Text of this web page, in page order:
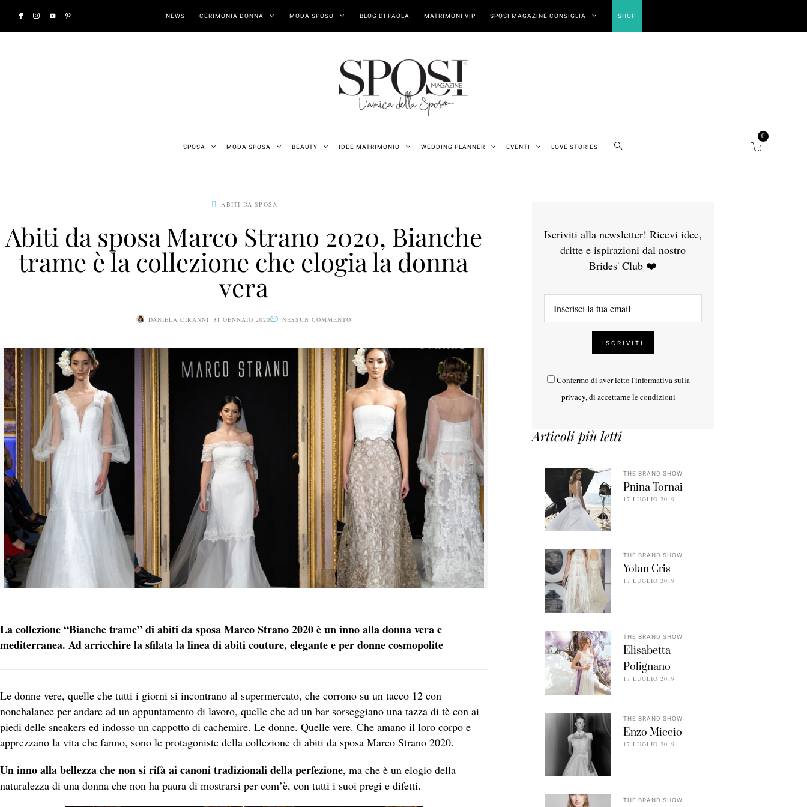
NEWS CERIMONIA DONNA MODA SPOSO BLOG DI PAOLA MATRIMONI VIP SPOSI MAGAZINE CONSIGLIA SHOP
SPOSA MODA SPOSA BEAUTY IDEE MATRIMONIO WEDDING PLANNER EVENTI LOVE STORIES
0
ABITI DA SPOSA
Abiti da sposa Marco Strano 2020, Bianche
trame è la collezione che elogia la donna
vera
DANIELA CIRANNI 31 GENNAIO 2020 NESSUN COMMENTO
La collezione “Bianche trame” di abiti da sposa Marco Strano 2020 è un inno alla donna vera e
mediterranea. Ad arricchire la sfilata la linea di abiti couture, elegante e per donne cosmopolite
Le donne vere, quelle che tutti i giorni si incontrano al supermercato, che corrono su un tacco 12 con
nonchalance per andare ad un appuntamento di lavoro, quelle che ad un bar sorseggiano una tazza di tè con ai
piedi delle sneakers ed indosso un cappotto di cachemire. Le donne. Quelle vere. Che amano il loro corpo e
apprezzano la vita che fanno, sono le protagoniste della collezione di abiti da sposa Marco Strano 2020.
Un inno alla bellezza che non si rifà ai canoni tradizionali della perfezione, ma che è un elogio della
naturalezza di una donna che non ha paura di mostrarsi per com’è, con tutti i suoi pregi e difetti.
Iscriviti alla newsletter! Ricevi idee,
dritte e ispirazioni dal nostro
Brides' Club ❤️
Confermo di aver letto l'informativa sulla
privacy, di accettarne le condizioni
Articoli più letti
THE BRAND SHOW
Pnina Tornai
17 LUGLIO 2019
THE BRAND SHOW
Yolan Cris
17 LUGLIO 2019
THE BRAND SHOW
Elisabetta
Polignano
17 LUGLIO 2019
THE BRAND SHOW
Enzo Miccio
17 LUGLIO 2019
THE BRAND SHOW